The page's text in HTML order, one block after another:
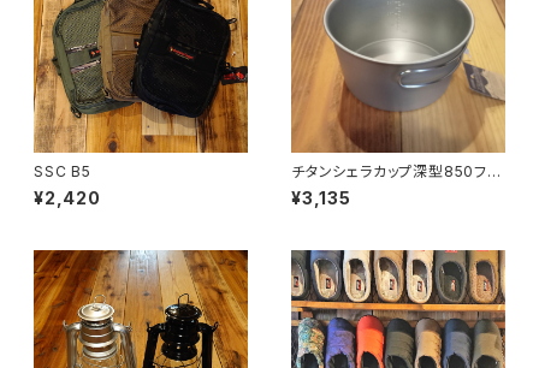
SSC B5
¥2,420
チタンシェラカップ深型850フォ
ールドハンドル(メモリ付)
¥3,135